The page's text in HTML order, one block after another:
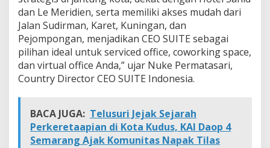
dan Le Meridien, serta memiliki akses mudah dari
Jalan Sudirman, Karet, Kuningan, dan
Pejompongan, menjadikan CEO SUITE sebagai
pilihan ideal untuk serviced office, coworking space,
dan virtual office Anda,” ujar Nuke Permatasari,
Country Director CEO SUITE Indonesia.
BACA JUGA: Telusuri Jejak Sejarah
Perkeretaapian di Kota Kudus, KAI Daop 4
Semarang Ajak Komunitas Napak Tilas